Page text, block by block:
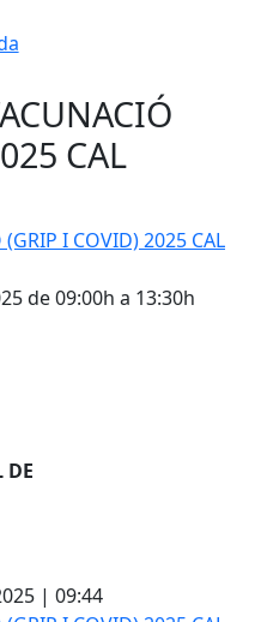
CAL
I COVID) 2025 CAL
de 09:00h a 13:30h
DE
| 09:44